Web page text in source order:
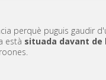
perquè puguis gaudir
està situada davant de